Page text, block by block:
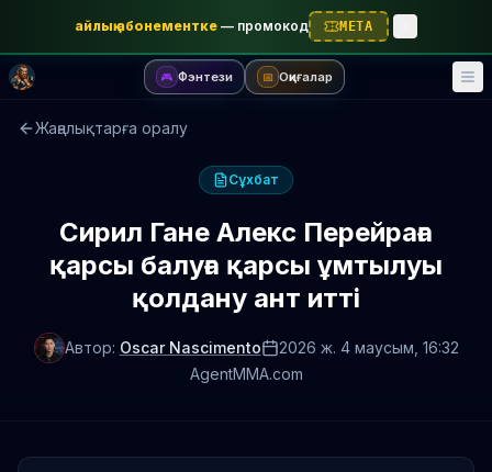
айлық абонементке — промокод META
🎮 Фэнтези 📅 Оқиғалар
Жаңалықтарға оралу
Сұхбат
Сирил Гане Алекс Перейраға
қарсы балуға қарсы ұмтылуы
қолдану ант итті
Автор: Oscar Nascimento 2026 ж. 4 маусым , 16:32
AgentMMA.com